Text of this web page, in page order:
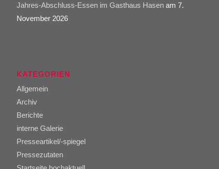
Jahres-Abschluss-Essen im Gasthaus Hasenam 7.
November 2026
KATEGORIEN
Allgemein
Archiv
Berichte
interne Galerie
Presseartikel/-spiegel
Pressezutaten